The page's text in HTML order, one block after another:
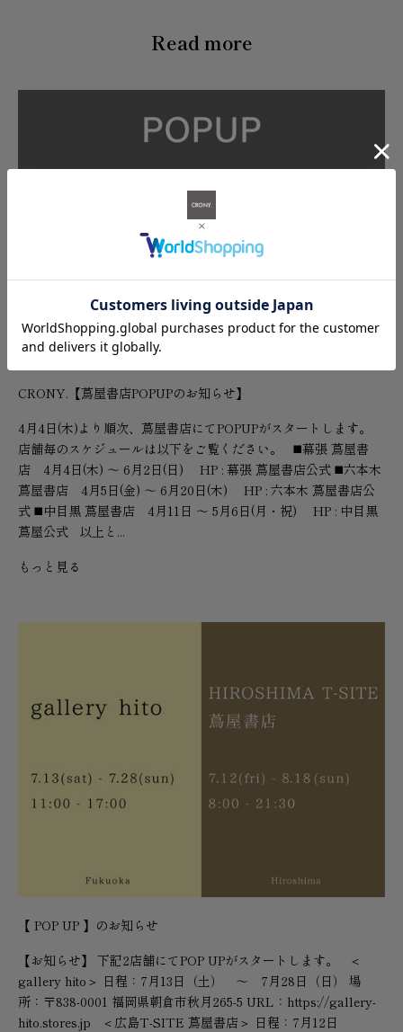
Read more
CRONY.【蔦屋書店POPUPのお知らせ】
4月4日(木)より順次、蔦屋書店にてPOPUPがスタートします。
店舗毎のスケジュールは以下をご覧ください。 ◼️幕張 蔦屋書
店 4月4日(木) 〜 6月2日(日) HP : 幕張 蔦屋書店公式 ◼️六本木
蔦屋書店 4月5日(金) 〜 6月20日(木) HP : 六本木 蔦屋書店公
式 ◼️中目黒 蔦屋書店 4月11日 〜 5月6日(月・祝) HP : 中目黒
蔦屋公式 以上と...
もっと見る
【 POP UP 】のお知らせ
【お知らせ】 下記2店舗にてPOP UPがスタートします。 ＜
gallery hito＞ 日程：7月13日（土） 〜 7月28日（日） 場
所：〒838-0001 福岡県朝倉市秋月265-5 URL：https://gallery-
hito.stores.jp ＜広島T-SITE 蔦屋書店＞ 日程：7月12日